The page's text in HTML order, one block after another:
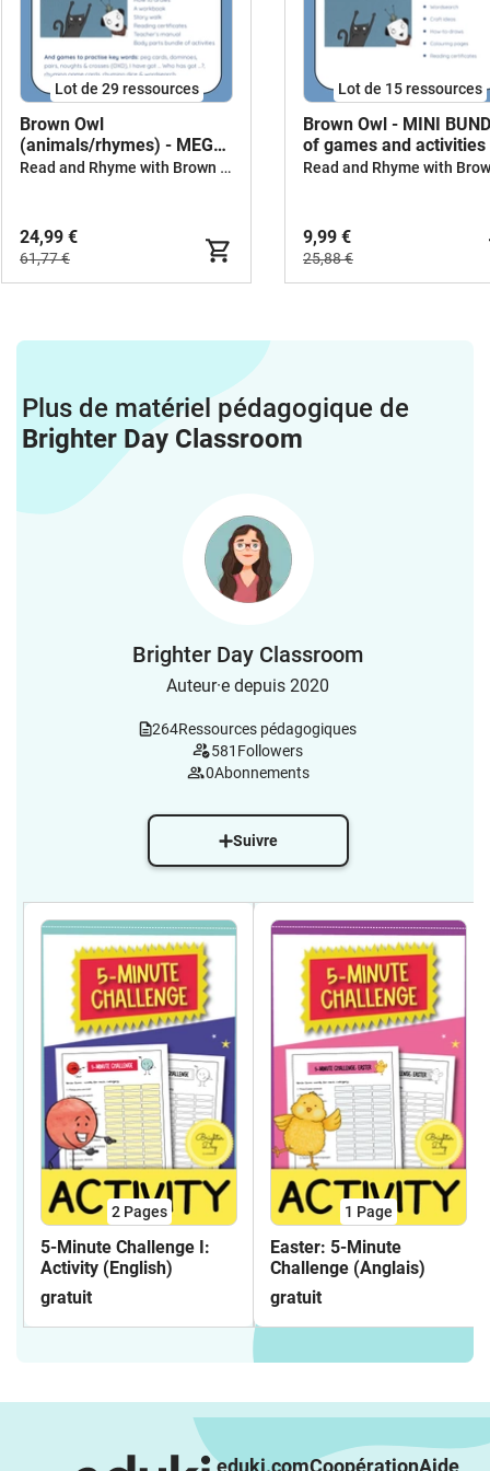
Lot de 29 ressources
Brown Owl
(animals/rhymes) - MEGA
BUNDLE
Read and Rhyme with Brown Owl
24,99 €
61,77 €
Lot de 15 ressources
Brown Owl - MINI
of games and activities
9,99 €
25,88 €
Plus de matériel pédagogique de
Brighter Day Classroom
Brighter Day Classroom
Auteur·e depuis 2020
264Ressources pédagogiques
581 Followers
0Abonnements
Suivre
2 Pages
5-Minute Challenge I:
Activity (English)
gratuit
1 Page
Easter: 5-Minute
Challenge (Anglais)
gratuit
eduki.comCoopérationAide